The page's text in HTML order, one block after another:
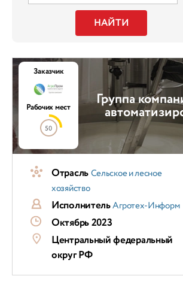
НАЙТИ
Группа
Заказчик
Рабочих мест
50
ОтрасльСельское и лесное
хозяйство
ИсполнительАгротех-Информ
Октябрь 2023
Центральный федеральный
округ РФ